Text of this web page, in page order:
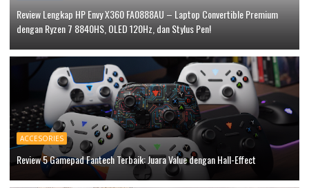
Review Lengkap HP Envy X360 FA0888AU – Laptop Convertible Premium
dengan Ryzen 7 8840HS, OLED 120Hz, dan Stylus Pen!
ACCESORIES
Review 5 Gamepad Fantech Terbaik: Juara Value dengan Hall-Effect